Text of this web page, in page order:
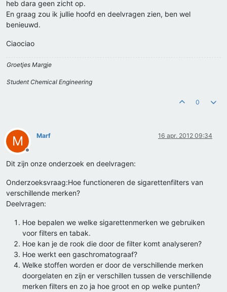
heb dara geen zicht op.
En graag zou ik jullie hoofd en deelvragen zien, ben wel
benieuwd.
Ciaociao
Groetjes Margje
Student Chemical Engineering
0
M
Offline
Marf 16 apr. 2012 09:34
Dit zijn onze onderzoek en deelvragen:
Onderzoeksvraag:Hoe functioneren de sigarettenfilters van
verschillende merken?
Deelvragen:
Hoe bepalen we welke sigarettenmerken we gebruiken
voor filters en tabak.
Hoe kan je de rook die door de filter komt analyseren?
Hoe werkt een gaschromatograaf?
Welke stoffen worden er door de verschillende merken
doorgelaten en zijn er verschillen tussen de verschillende
merken filters en zo ja hoe groot en op welke punten?